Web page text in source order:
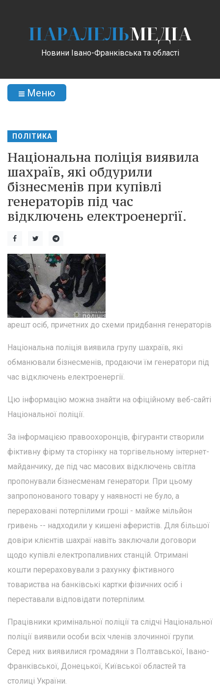
ПАРАЛЕЛЬМЕДІА
Новини Івано-Франківська та області
Меню
ПОЛІТИКА
Національна поліція виявила
шахраїв, які обдурили
бізнесменів при купівлі
генераторів під час
відключень електроенергії.
арешт осіб, причетних до схеми придбання генераторів
Національна поліція виявила групу шахраїв, які
обманювали бізнесменів, продаючи їм генератори під
час відключень електроенергії.
Цю інформацію можна знайти на офіційному веб-сайті
Національної поліції.
За інформацією правоохоронців, фігуранти створили
фіктивну фірму та сторінку на торгівельному інтернет-
майданчику, де під час масових відключень світла
пропонували бізнесменам генератори. При цьому
запропонованого товару у наявності не було, а
перераховані потерпілими гроші - майже мільйон
гривень -- надходили у кишені аферистів. Для більшої
довіри клієнтів шахраї навіть заключали договори
щодо купівлі електропаливних станцій. Отримані
кошти перераховували з рахунку фіктивного
товариства на банківські картки фізичних осіб і
переставали відповідати потерпілим.
Працівники кримінальної поліції та слідчі Національної
поліції виявили особи всіх членів злочинної групи.
Серед них виявилися громадяни з Полтавської, Івано-
Франківської, Донецької, Київської областей та
столиці України.